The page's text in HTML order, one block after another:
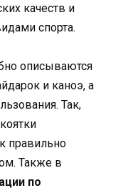
качеств и
спорта.
описываются
и каноэ, а
Так,
правильно
Также в
по